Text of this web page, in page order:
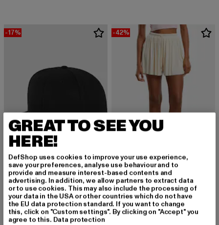
-17%
FLEXFIT
Classic
14,93 EUR
Derzeitiger Preis: 14,93 EUR
17,99 EURAktionspreis: 17,99 EUR
-42%
URBAN CLASSICS
19,13 EUR
Derzeitiger Preis: 19,13 EUR
32,99 EURAktionspreis:
GREAT TO SEE YOU
HERE!
DefShop uses cookies to improve your use experience,
save your preferences, analyse use behaviour and to
provide and measure interest-based contents and
advertising. In addition, we allow partners to extract data
or to use cookies. This may also include the processing of
your data in the USA or other countries which do not have
the EU data protection standard. If you want to change
this, click on "Custom settings". By clicking on "Accept" you
agree to this. Data protection